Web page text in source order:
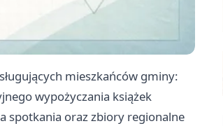
mieszkańców gminy:
wypożyczania książek
spotkania oraz zbiory regionalne